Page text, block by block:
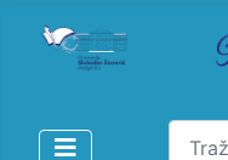
Pretraži